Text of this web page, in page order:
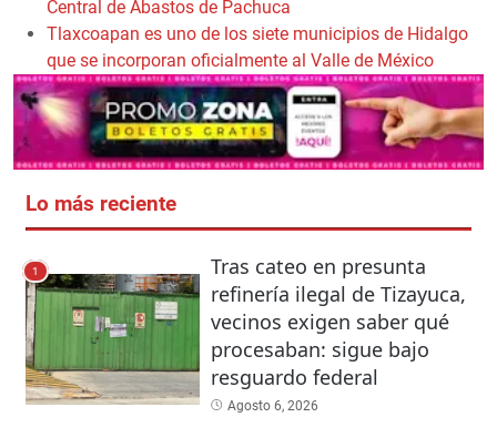
Central de Abastos de Pachuca
Tlaxcoapan es uno de los siete municipios de Hidalgo
que se incorporan oficialmente al Valle de México
Lo más reciente
1
Tras cateo en presunta
refinería ilegal de Tizayuca,
vecinos exigen saber qué
procesaban: sigue bajo
resguardo federal
Agosto 6, 2026